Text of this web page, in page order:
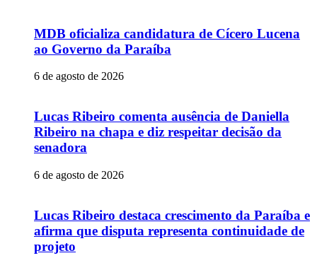
MDB oficializa candidatura de Cícero Lucena
ao Governo da Paraíba
6 de agosto de 2026
Lucas Ribeiro comenta ausência de Daniella
Ribeiro na chapa e diz respeitar decisão da
senadora
6 de agosto de 2026
Lucas Ribeiro destaca crescimento da Paraíba e
afirma que disputa representa continuidade de
projeto